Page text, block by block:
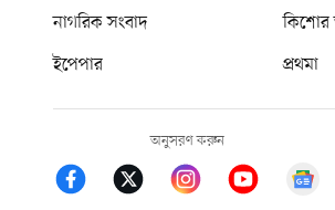
নাগরিক সংবাদ
ইপেপার
প্রথমা
অনুসরণ করুন